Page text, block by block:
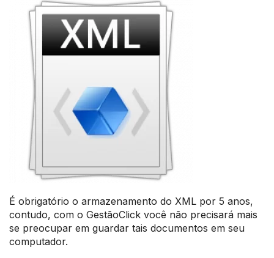
É obrigatório o armazenamento do XML por 5 anos,
contudo, com o GestãoClick você não precisará mais
se preocupar em guardar tais documentos em seu
computador.